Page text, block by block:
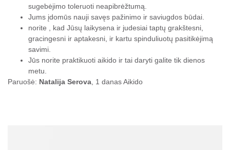
sugebėjimo toleruoti neapibrėžtumą.
Jums įdomūs nauji savęs pažinimo ir saviugdos būdai.
norite , kad Jūsų laikysena ir judesiai taptų grakštesni,
gracingesni ir aptakesni, ir kartu spinduliuotų pasitikėjimą
savimi.
Jūs norite praktikuoti aikido ir tai daryti galite tik dienos
metu.
Paruošė: Natalija Serova , 1 danas Aikido